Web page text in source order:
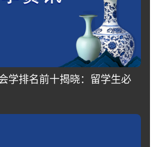
学排名前十揭晓：留学生必